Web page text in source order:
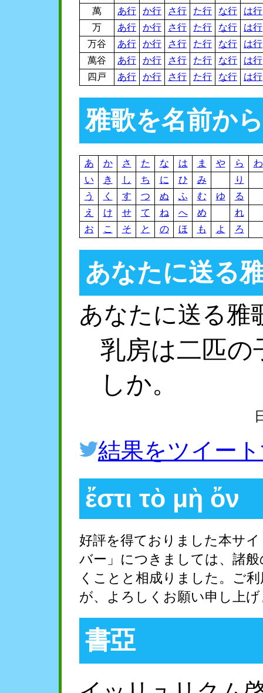
萬
あ行 か行 さ行 た行 な行
は行
万
あ行 か行 さ行 た行 な行
は行
万谷
あ行 か行 さ行 た行 な行
は行
萬谷
あ行 か行 さ行 た行 な行
は行
四戸
あ行 か行 さ行 た行 な行 は行
雅歌を名前か
あ か さ た な は ま や ら
わ
い
き し ち に ひ み
り
う
く す つ ぬ ふ む ゆ
る
え
け せ て ね へ め
れ
お
こ そ と の ほ も よ ろ
あなたに送る
あなたに送る雅
乳房は二匹の
しか。
結果をツイー
ἔστι τὸ μὴ ὄν
好評を得ておりました本サ
バー」につきましては、諸
くことと相成りました。ご
が、よろしくお願い申し上
書亞